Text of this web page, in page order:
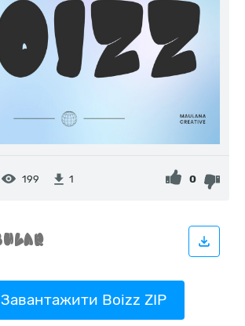
199 1 0
Завантажити Boizz ZIP